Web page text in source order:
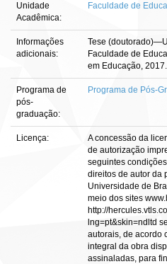
Unidade
Acadêmica:
Faculdade de
Informações
adicionais:
Tese
Faculdade de
em Educação, 2017.
Programa de
pós-
graduação:
Programa de Pós-
Licença:
A concessão da
de autorização
seguintes
direitos de autor da
Universidade de
meio dos sites
http://
lng=pt&skin=ndltd
autorais, de acordo
integral da obra
assinaladas, para